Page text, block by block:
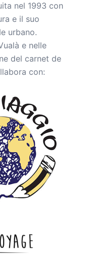
nel 1993 con
e il suo
urbano.
e nelle
del carnet de
con: